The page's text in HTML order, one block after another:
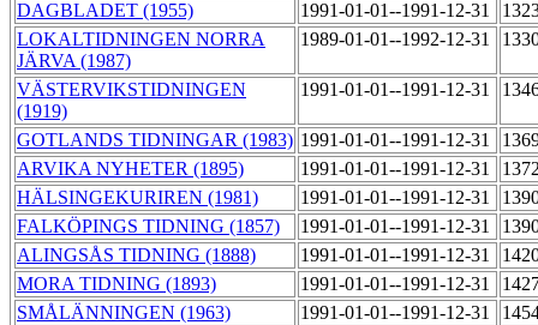
DAGBLADET (1955) 1991-01-01--1991-12-31
LOKALTIDNINGEN NORRA
JÄRVA (1987)
1989-01-01--1992-12-31
VÄSTERVIKSTIDNINGEN
(1919)
1991-01-01--1991-12-31
GOTLANDS TIDNINGAR (1983) 1991-01-01--1991-12-31
ARVIKA NYHETER (1895)
1991-01-01--1991-12-31
HÄLSINGEKURIREN (1981)
1991-01-01--1991-12-31
FALKÖPINGS TIDNING (1857)
1991-01-01--1991-12-31
ALINGSÅS TIDNING (1888)
1991-01-01--1991-12-31
MORA TIDNING (1893)
1991-01-01--1991-12-31
SMÅLÄNNINGEN (1963)
1991-01-01--1991-12-31